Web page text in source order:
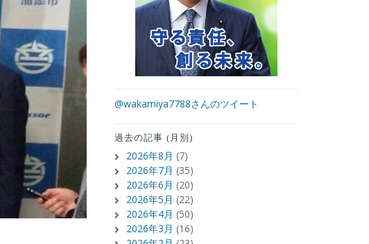
@wakamiya7788さんのツイート
過去の記事 (月別)
2026年8月 (7)
2026年7月 (35)
2026年6月 (20)
2026年5月 (22)
2026年4月 (50)
2026年3月 (16)